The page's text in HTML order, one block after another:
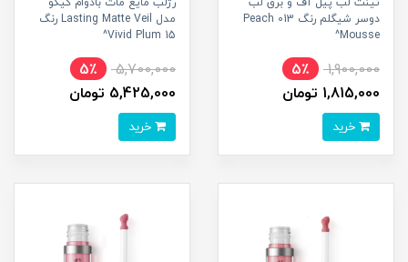
دوسر شیگلم رنگ 013 Peach
Mousse^
1,900,000
5٪
1,815,000 تومان
مدل Lasting Matte Veil رنگ
15 Vivid Plum^
5,700,000
5٪
5,425,000 تومان